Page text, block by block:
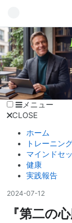
メニュー
CLOSE
ホーム
トレーニン
マインドセ
健康
実践報告
2024-07-12
『第二の